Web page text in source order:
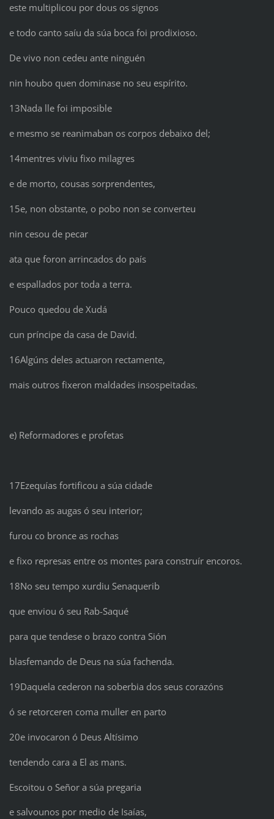
este multiplicou por dous os signos
e todo canto saíu da súa boca foi prodixioso.
De vivo non cedeu ante ninguén
nin houbo quen dominase no seu espírito.
13Nada lle foi imposible
e mesmo se reanimaban os corpos debaixo del;
14mentres viviu fixo milagres
e de morto, cousas sorprendentes,
15e, non obstante, o pobo non se converteu
nin cesou de pecar
ata que foron arrincados do país
e espallados por toda a terra.
Pouco quedou de Xudá
cun príncipe da casa de David.
16Algúns deles actuaron rectamente,
mais outros fixeron maldades insospeitadas.
e) Reformadores e profetas
17Ezequías fortificou a súa cidade
levando as augas ó seu interior;
furou co bronce as rochas
e fixo represas entre os montes para construír encoros.
18No seu tempo xurdiu Senaquerib
que enviou ó seu Rab-Saqué
para que tendese o brazo contra Sión
blasfemando de Deus na súa fachenda.
19Daquela cederon na soberbia dos seus corazóns
ó se retorceren coma muller en parto
20e invocaron ó Deus Altísimo
tendendo cara a El as mans.
Escoitou o Señor a súa pregaria
e salvounos por medio de Isaías,